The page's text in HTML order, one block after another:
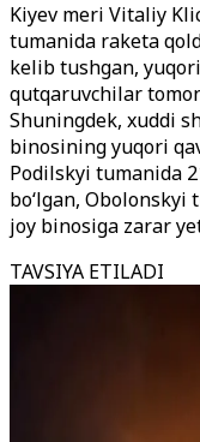
Kiyev meri Vitaliy
tumanida raketa
kelib tushgan,
qutqaruvchilar
Shuningdek, xuddi
binosining yuqori
Podilskyi tumanida
bo‘lgan,
joy binosiga zarar
TAVSIYA ETILADI